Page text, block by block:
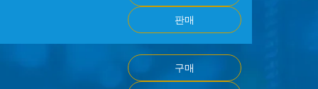
판매
구매